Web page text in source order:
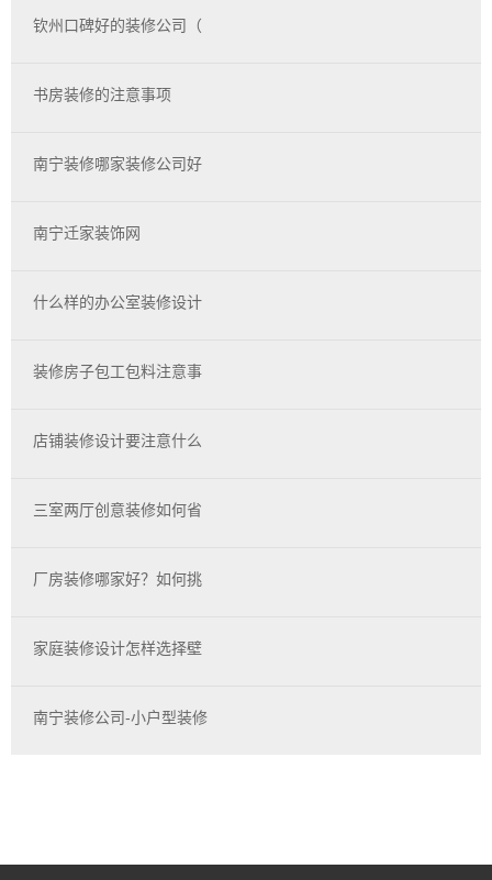
钦州口碑好的装修公司（
书房装修的注意事项
南宁装修哪家装修公司好
南宁迁家装饰网
什么样的办公室装修设计
装修房子包工包料注意事
店铺装修设计要注意什么
三室两厅创意装修如何省
厂房装修哪家好？如何挑
家庭装修设计怎样选择壁
南宁装修公司-小户型装修